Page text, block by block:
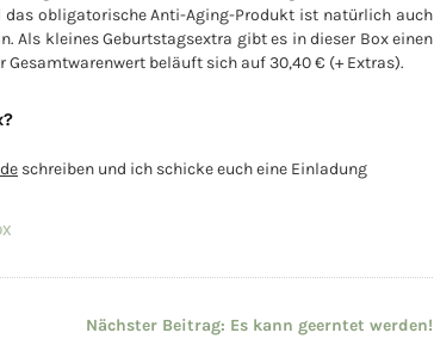
obligatorische Anti-Aging-Produkt ist natürlich auch
Als kleines Geburtstagsextra gibt es in dieser Box einen
Gesamtwarenwert beläuft sich auf 30,40 € (+ Extras).
schreiben und ich schicke euch eine Einladung
Nächster Beitrag: Es kann geerntet werden!